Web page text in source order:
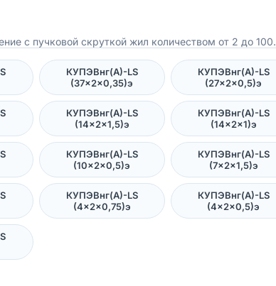
с пучковой скруткой жил количеством от 2 до 100.
КУПЭВнг(А)-LS
(37×2×0,35)э
КУПЭВнг(А)-LS
(27×2×0,5)э
КУПЭВнг(А)-LS
(14×2×1,5)э
КУПЭВнг(А)-LS
(14×2×1)э
КУПЭВнг(А)-LS
(10×2×0,5)э
КУПЭВнг(А)-LS
(7×2×1,5)э
КУПЭВнг(А)-LS
(4×2×0,75)э
КУПЭВнг(А)-LS
(4×2×0,5)э